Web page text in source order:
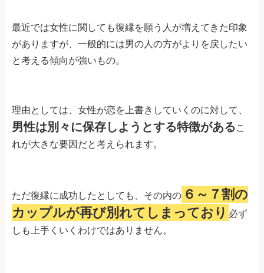
最近では女性に関しても復縁を願う人が増えてきた印象
がありますが、一般的には男の人の方がよりを戻したい
と考える傾向が強いもの。
理由としては、女性が恋を上書きしていくのに対して、
男性は別々に保存しようとする特徴がある こ
れが大きな要因だと考えられます。
ただ復縁に成功したとしても、その内の ６～７割の
カップルが再び別れてしまっており 必ず
しも上手くいくわけではありません。